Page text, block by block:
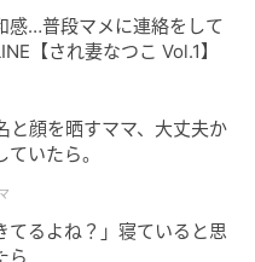
感…普段マメに連絡をして
【され妻なつこ Vol.1】
顔を晒すママ、大丈夫か
いたら。
るよね？」寝ていると思
ら